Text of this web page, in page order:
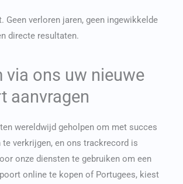
Geen verloren jaren, geen ingewikkelde
directe resultaten.
via ons uw nieuwe
aanvragen
wereldwijd geholpen om met succes
te verkrijgen, en ons trackrecord is
onze diensten te gebruiken om een
online te kopen of Portugees, kiest